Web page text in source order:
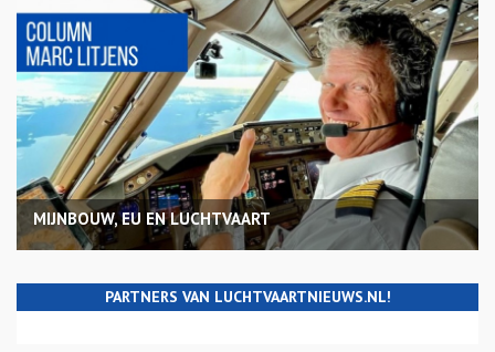
MIJNBOUW, EU EN LUCHTVAART
PARTNERS VAN LUCHTVAARTNIEUWS.NL!